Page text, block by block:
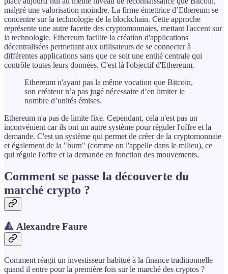
malgré une valorisation moindre. La firme émettrice d’Ethereum se
concentre sur la technologie de la blockchain. Cette approche
représente une autre facette des cryptomonnaies, mettant l'accent sur
la technologie. Ethereum facilite la création d'applications
décentralisées permettant aux utilisateurs de se connecter à
différentes applications sans que ce soit une entité centrale qui
contrôle toutes leurs données. C'est là l'objectif d'Ethereum.
Ethereum n'ayant pas la même vocation que Bitcoin,
son créateur n’a pas jugé nécessaire d’en limiter le
nombre d’unités émises.
Ethereum n'a pas de limite fixe. Cependant, cela n'est pas un
inconvénient car ils ont un autre système pour réguler l'offre et la
demande. C'est un système qui permet de créer de la cryptomonnaie
et également de la "burn" (comme on l'appelle dans le milieu), ce
qui régule l'offre et la demande en fonction des mouvements.
Comment se passe la découverte du
marché crypto ?
🔺 Alexandre Faure
Comment réagit un investisseur habitué à la finance traditionnelle
quand il entre pour la première fois sur le marché des cryptos ?